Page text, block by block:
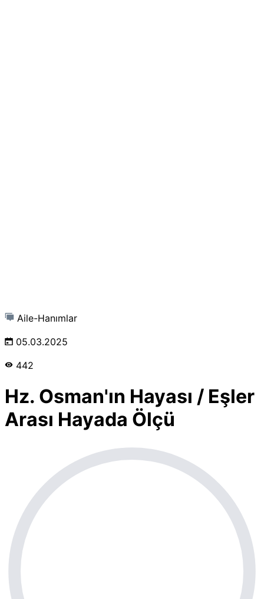
Aile-Hanımlar
05.03.2025
442
Hz. Osman'ın Hayası / Eşler
Arası Hayada Ölçü